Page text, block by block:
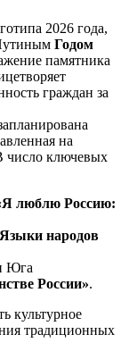
2026 года,
Годом
памятника
граждан за
на
число ключевых
люблю Россию:
народов
Юга
России».
культурное
традиционных